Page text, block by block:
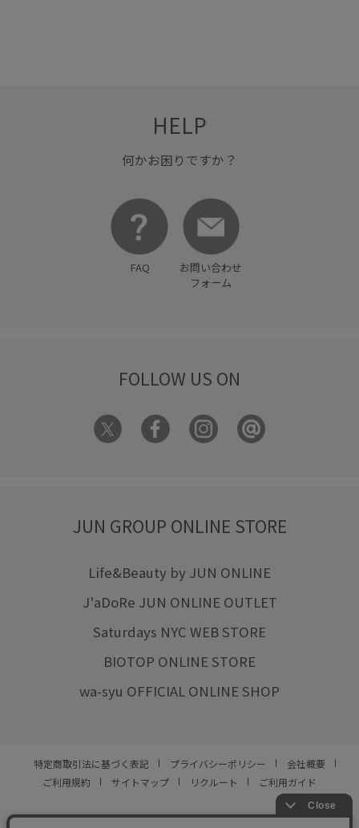
HELP
何かお困りですか？
FAQ
お問い合わせ
フォーム
FOLLOW US ON
JUN GROUP ONLINE STORE
Life&Beauty by JUN ONLINE
J'aDoRe JUN ONLINE OUTLET
Saturdays NYC WEB STORE
BIOTOP ONLINE STORE
wa-syu OFFICIAL ONLINE SHOP
特定商取引法に基づく表記 プライバシーポリシー
会社概要
ご利用規約
サイトマップ リクルート ご利用ガイド